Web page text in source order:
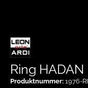
Ring HADAN
Produktnummer: 1976-RI